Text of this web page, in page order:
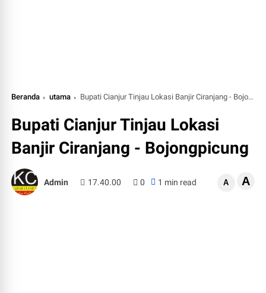
Beranda utama Bupati Cianjur Tinjau Lokasi Banjir Ciranjang - Bojongpicung
Bupati Cianjur Tinjau Lokasi
Banjir Ciranjang - Bojongpicung
Admin 17.40.00 0 1 min read A A